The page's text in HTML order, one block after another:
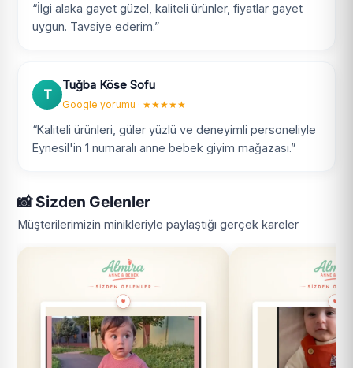
“İlgi alaka gayet güzel, kaliteli ürünler, fiyatlar gayet
uygun. Tavsiye ederim.”
T
Tuğba Köse Sofu
Google yorumu · ★★★★★
“Kaliteli ürünleri, güler yüzlü ve deneyimli personeliyle
Eynesil'in 1 numaralı anne bebek giyim mağazası.”
📸 Sizden Gelenler
Müşterilerimizin minikleriyle paylaştığı gerçek kareler